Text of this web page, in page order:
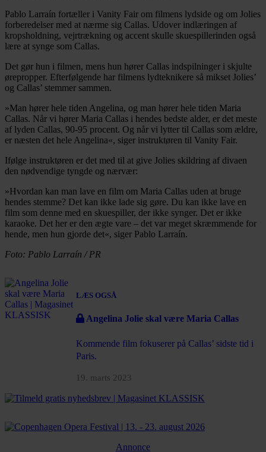
Pablo Larraín fortæller i Vanity Fair om filmens lydside og om Jolies
forberedelser med at nærme sig Callas. Udover indlæringen af
kropsholdning, vejrtrækning og accent skulle skuespillerinden også
lære at synge som Callas.
Det gør hun i filmen, mens hun hører Callas indspilninger i skjulte
ørepropper. Efterfølgende har filmens lydteknikere så mikset Jolies’
og Callas’ stemmer sammen.
»Man hører hele tiden Angelina, og man hører hele tiden Maria
Callas. Når vi hører Maria Callas i hendes bedste alder, er det meste
af lyden Callas, 90-95 procent. Og når vi lytter til Callas som ældre,
er næsten det hele Angelina«, siger instruktøren til Vanity Fair.
Ifølge instruktøren er det med til at give Jolies skildring af divaen
den nødvendige tyngde og nærvær:
»Hvordan kan man lave en film om Maria Callas uden at bruge
hendes stemme? Det kan ikke lade sig gøre. Du kan ikke lave en
film som denne med en skuespiller, der ikke synger. Det er ikke
karaoke. Det her er den ægte vare – det var meget skræmmende for
hende, men hun gjorde det«, siger Pablo Larraín.
Foto: Pablo Larraín / PR
LÆS OGSÅ
Angelina Jolie skal være Maria Callas
Kommende film fokuserer på Callas’ sidste tid i
Paris.
19. marts 2023
Annonce